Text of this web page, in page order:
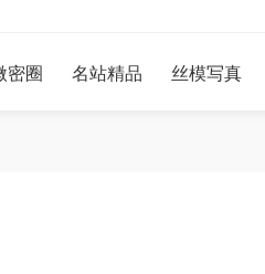
密圈 名站精品 丝模写真